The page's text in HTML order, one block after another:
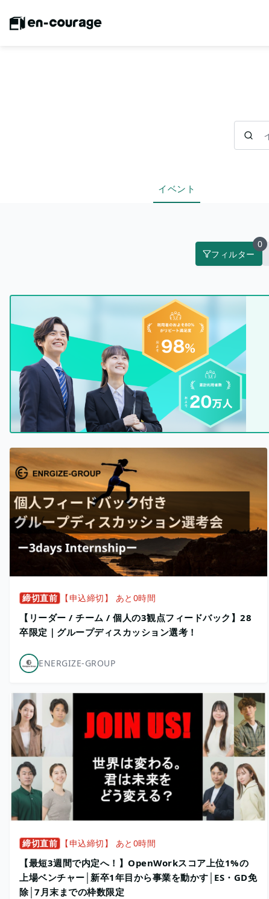
イベント
フィルター
0
締切直前 【申込締切】 あと0時間
【リーダー / チーム / 個人の3観点フィードバック】28
卒限定｜グループディスカッション選考！
ENERGIZE-GROUP
締切直前 【申込締切】 あと0時間
【最短3週間で内定へ！】OpenWorkスコア上位1%の
上場ベンチャー│新卒1年目から事業を動かす│ES・GD免
除│7月末までの枠数限定